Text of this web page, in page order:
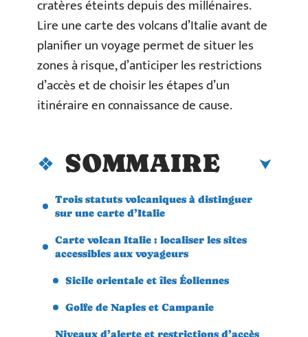
cratères éteints depuis des millénaires.
Lire une carte des volcans d’Italie avant de
planifier un voyage permet de situer les
zones à risque, d’anticiper les restrictions
d’accès et de choisir les étapes d’un
itinéraire en connaissance de cause.
SOMMAIRE
Trois statuts volcaniques à distinguer
sur une carte d’Italie
Carte volcan Italie : localiser les sites
accessibles aux voyageurs
Sicile orientale et îles Éoliennes
Golfe de Naples et Campanie
Niveaux d’alerte et restrictions d’accès